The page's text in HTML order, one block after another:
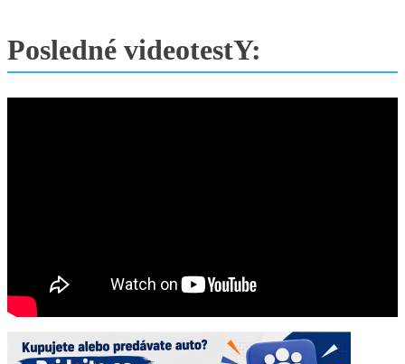
Posledné videotestY: